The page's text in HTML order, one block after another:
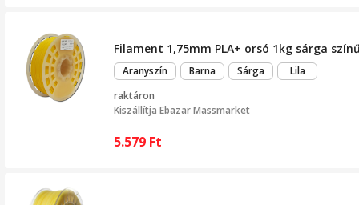
Filament 1,75mm PLA+ orsó 1kg sárga
Aranyszín Barna Sárga
Lila
raktáron
Kiszállítja Ebazar Massmarket
5.579 Ft